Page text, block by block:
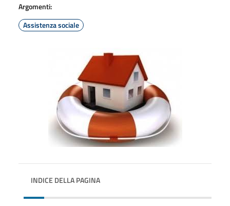
Argomenti:
Assistenza sociale
INDICE DELLA PAGINA